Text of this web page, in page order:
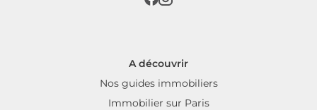
A découvrir
Nos guides immobiliers
Immobilier sur Paris